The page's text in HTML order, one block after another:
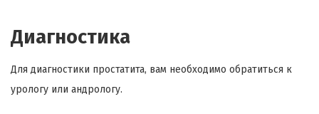
Диагностика
Для диагностики простатита, вам необходимо обратиться к
урологу или андрологу.